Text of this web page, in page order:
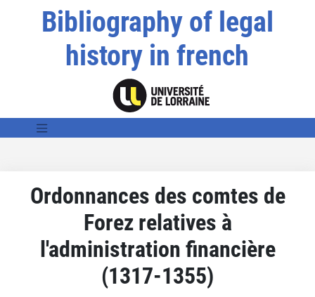
Bibliography of legal
history in french
Ordonnances des comtes de
Forez relatives à
l'administration financière
(1317-1355)